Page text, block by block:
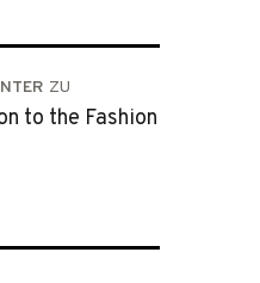
ZU
to the Fashion